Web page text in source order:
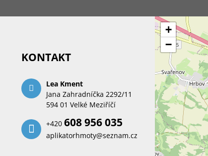
KONTAKT
Lea Kment
Jana Zahradníčka 2292/11
594 01 Velké Meziříčí
+420 608 956 035
aplikatorhmoty@seznam.cz
+
−